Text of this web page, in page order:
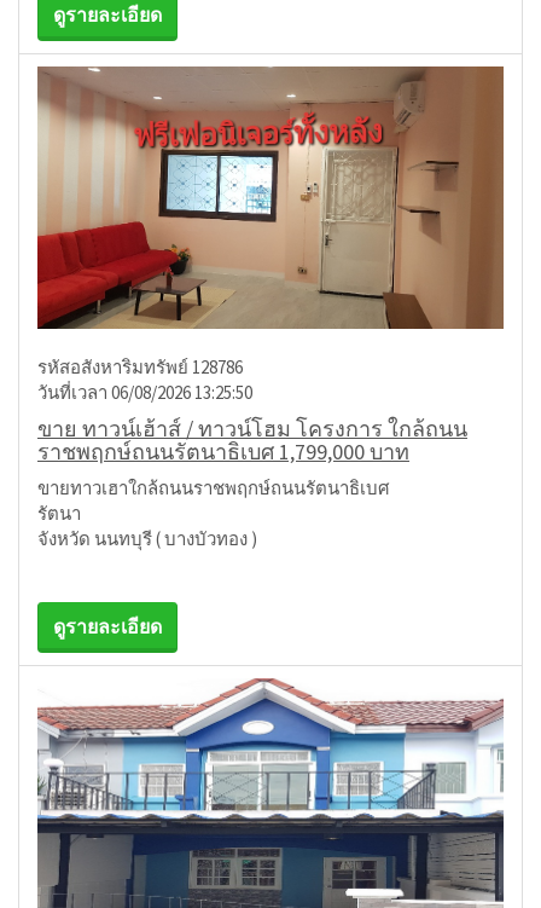
ดูรายละเอียด
รหัสอสังหาริมทรัพย์ 128786
วันที่เวลา 06/08/2026 13:25:50
ขาย ทาวน์เฮ้าส์ / ทาวน์โฮม โครงการ ใกล้ถนน
ราชพฤกษ์ถนนรัตนาธิเบศ 1,799,000 บาท
ขายทาวเฮาใกล้ถนนราชพฤกษ์ถนนรัตนาธิเบศ
รัตนา
จังหวัด นนทบุรี ( บางบัวทอง )
ดูรายละเอียด